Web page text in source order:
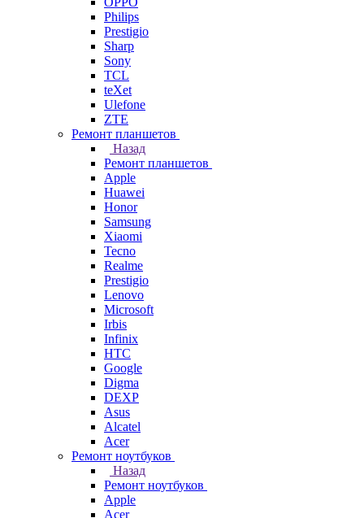
Philips
Prestigio
Sharp
Sony
TCL
teXet
Ulefone
ZTE
Ремонт планшетов
Назад
Ремонт планшетов
Apple
Huawei
Honor
Samsung
Xiaomi
Tecno
Realme
Prestigio
Lenovo
Microsoft
Irbis
Infinix
HTC
Google
Digma
DEXP
Asus
Alcatel
Acer
Ремонт ноутбуков
Назад
Ремонт ноутбуков
Apple
Acer